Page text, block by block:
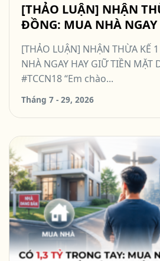
[THẢO LUẬN] NHẬN
ĐỒNG: MUA NHÀ
MẶT DỰ PHÒNG?
[THẢO LUẬN] NHẬN THỪA KẾ
NHÀ NGAY HAY GIỮ TIỀN MẶT
#TCCN18 “Em chào...
Tháng 7 - 29, 2026